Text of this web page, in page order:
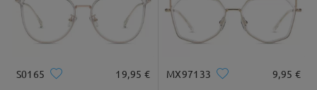
S0165 19,95 € MX97133 9,95 €